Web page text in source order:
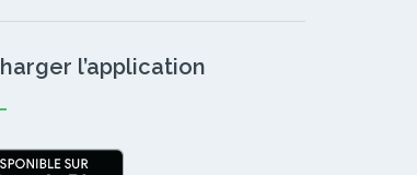
l’application